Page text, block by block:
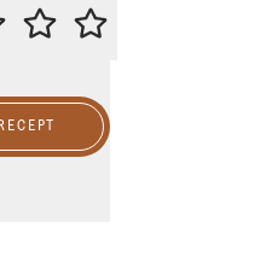
DA OCENITE OVAJ